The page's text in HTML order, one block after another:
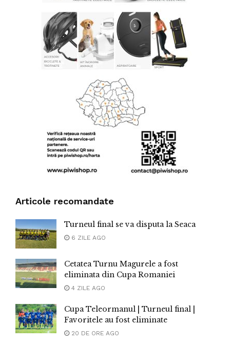
Articole recomandate
Turneul final se va disputa la Seaca
6 ZILE AGO
Cetatea Turnu Magurele a fost
eliminata din Cupa Romaniei
4 ZILE AGO
Cupa Teleormanul | Turneul final |
Favoritele au fost eliminate
20 DE ORE AGO